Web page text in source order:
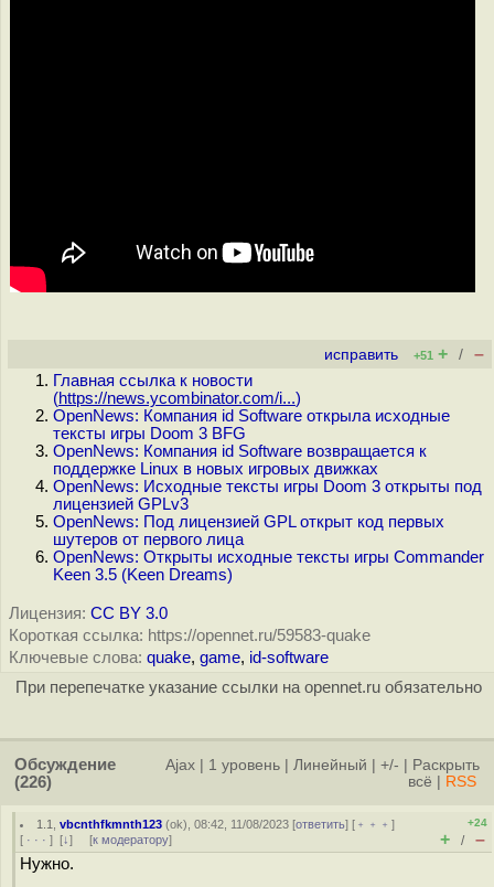
исправить +51 + / –
Главная ссылка к новости
(https://news.ycombinator.com/i...)
OpenNews: Компания id Software открыла исходные
тексты игры Doom 3 BFG
OpenNews: Компания id Software возвращается к
поддержке Linux в новых игровых движках
OpenNews: Исходные тексты игры Doom 3 открыты под
лицензией GPLv3
OpenNews: Под лицензией GPL открыт код первых
шутеров от первого лица
OpenNews: Открыты исходные тексты игры Commander
Keen 3.5 (Keen Dreams)
Лицензия: CC BY 3.0
Короткая ссылка: https://opennet.ru/59583-quake
Ключевые слова: quake, game, id-software
При перепечатке указание ссылки на opennet.ru обязательно
Обсуждение
(226)
Ajax 1 уровень Линейный +/-
Раскрыть
всё
RSS
1.1 ,vbcnthfkmnth123 (ok), 08:42, 11/08/2023 [ответить] [ ﹢﹢﹢]
[ · · · ] [↓] [к модератору]
+24
+ / –
Нужно.